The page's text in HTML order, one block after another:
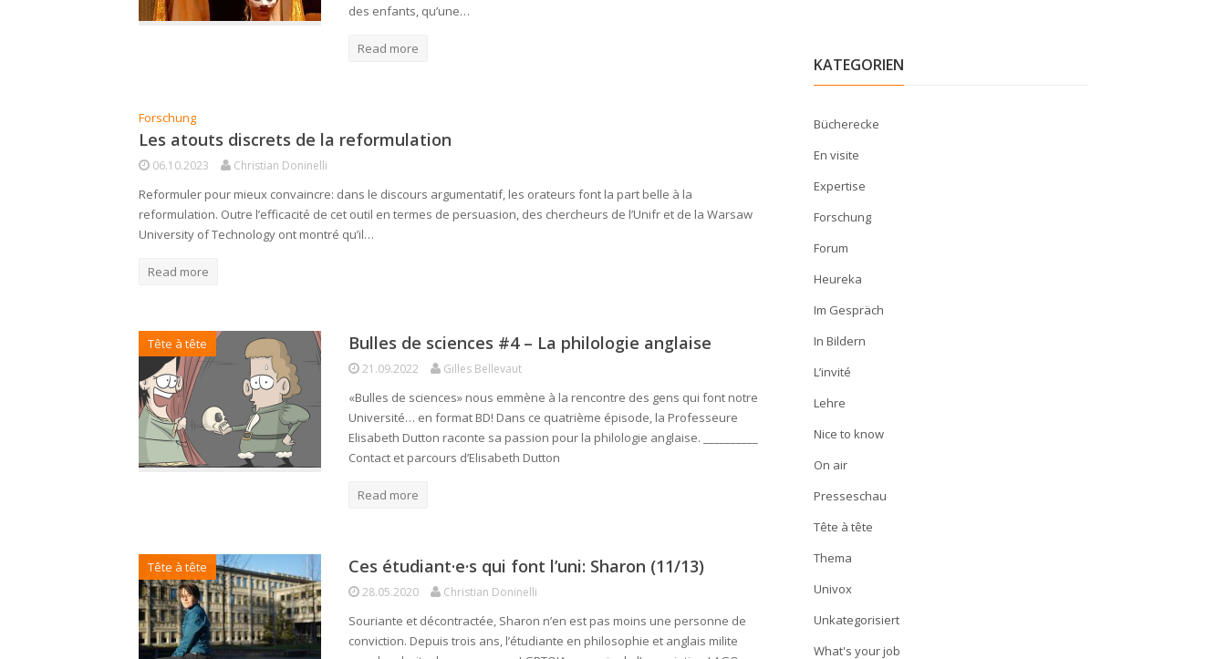
des enfants, qu’une…
Read more
Forschung
Les atouts discrets de la reformulation
06.10.2023 Christian Doninelli
Reformuler pour mieux convaincre: dans le discours argumentatif, les orateurs font la part belle à la
reformulation. Outre l’efficacité de cet outil en termes de persuasion, des chercheurs de l’Unifr et de la Warsaw
University of Technology ont montré qu’il…
Read more
Tête à tête Bulles de sciences #4 – La philologie anglaise
21.09.2022 Gilles Bellevaut
«Bulles de sciences» nous emmène à la rencontre des gens qui font notre
Université… en format BD! Dans ce quatrième épisode, la Professeure
Elisabeth Dutton raconte sa passion pour la philologie anglaise. __________
Contact et parcours d’Elisabeth Dutton
Read more
Tête à tête Ces étudiant·e·s qui font l’uni: Sharon (11/13)
28.05.2020 Christian Doninelli
Souriante et décontractée, Sharon n’en est pas moins une personne de
conviction. Depuis trois ans, l’étudiante en philosophie et anglais milite
KATEGORIEN
Bücherecke
En visite
Expertise
Forschung
Forum
Heureka
Im Gespräch
In Bildern
L’invité
Lehre
Nice to know
On air
Presseschau
Tête à tête
Thema
Univox
Unkategorisiert
What's your job